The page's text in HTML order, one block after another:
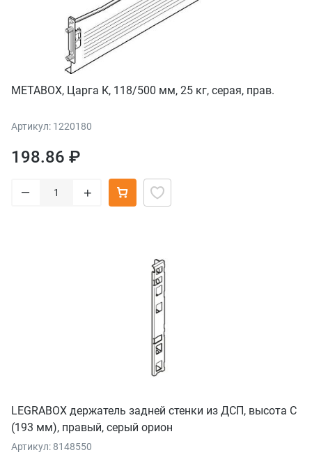
METABOX, Царга К, 118/500 мм, 25 кг, серая, прав.
Артикул: 1220180
198.86 ₽
– +
LEGRABOX держатель задней стенки из ДСП, высота C
(193 мм), правый, серый орион
Артикул: 8148550